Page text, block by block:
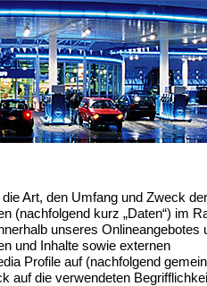
Art, den Umfang und Zweck der
(nachfolgend kurz „Daten“) im
unseres Onlineangebotes
und Inhalte sowie externen
Profile auf (nachfolgend
auf die verwendeten